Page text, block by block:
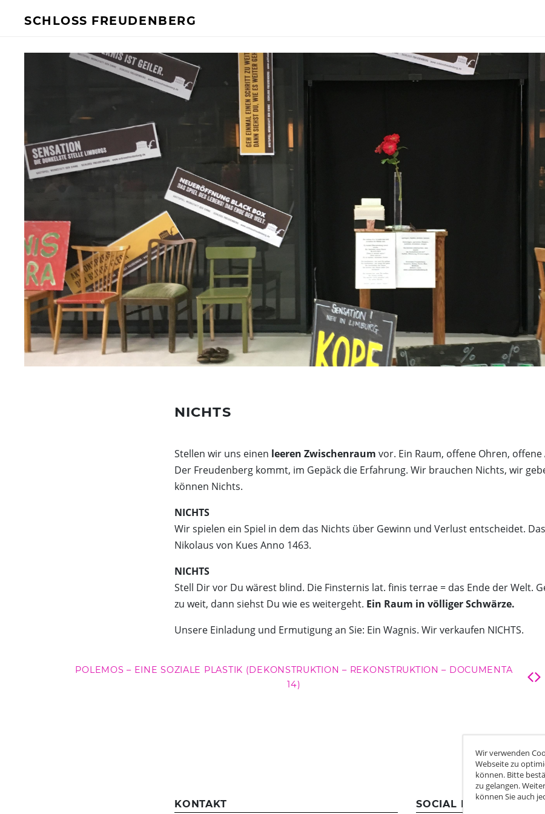
SCHLOSS FREUDENBERG
Ermäßigungen
Tickets
Private Führungen
Führungen
Geförderter Besuch
Seniorengruppen
Schlosscafé
FÜR UNTERNEHMEN
Mehr Infos
FEIERN & GENIESSEN
Heiraten
Firmenfeiern
Kindergeburtstag
FAQs Kindergeburtstage
Dunkelgastronomie
Nachtmahl
Frühstück in der Dunkelbar
Weinprobe in der Dunkelbar
Chronik
NICHTS
Stellen wir uns einen leeren Zwischenraum vor. Ein Raum, offene Ohren, offene
Der Freudenberg kommt, im Gepäck die Erfahrung. Wir brauchen Nichts, wir
können Nichts.
NICHTS
Wir spielen ein Spiel in dem das Nichts über Gewinn und Verlust entscheidet. Das
Nikolaus von Kues Anno 1463.
NICHTS
Stell Dir vor Du wärest blind. Die Finsternis lat. finis terrae = das Ende der Welt.
zu weit, dann siehst Du wie es weitergeht. Ein Raum in völliger Schwärze.
Unsere Einladung und Ermutigung an Sie: Ein Wagnis. Wir verkaufen NICHTS.
POLEMOS – EINE SOZIALE PLASTIK (DEKONSTRUKTION – REKONSTRUKTION – DOCUMENTA
14)
KONTAKT SOCIAL MEDIA
Wir verwenden
Webseite zu
können. Bitte
zu gelangen.
können Sie auch